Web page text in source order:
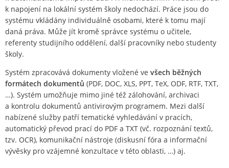
k napojení na lokální systém školy nedochází. Práce jsou do
systému vkládány individuálně osobami, které k tomu mají
daná práva. Může jít kromě správce systému o učitele,
referenty studijního oddělení, další pracovníky nebo studenty
školy.
Systém zpracovává dokumenty vložené ve všech běžných
formátech dokumentů (PDF, DOC, XLS, PPT, TeX, ODF, RTF, TXT,
…). Systém umožňuje mimo jiné též zálohování, archivaci
a kontrolu dokumentů antivirovým programem. Mezi další
nabízené služby patří tematické vyhledávání v pracích,
automatický převod prací do PDF a TXT (vč. rozpoznání textů,
tzv. OCR), komunikační nástroje (diskusní fóra a informační
vývěsky pro vzájemné konzultace v této oblasti, …) aj.